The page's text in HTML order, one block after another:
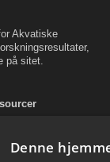
Akvatiske
på sitet.
Denne